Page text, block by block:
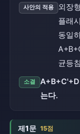
사안의 적용
외장
플래
동일
균등
소결
A+B+C'+D
는다.
제1문 15점